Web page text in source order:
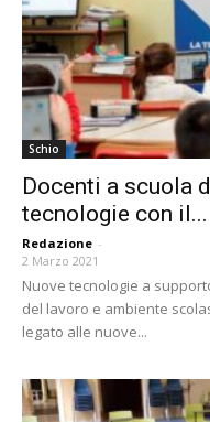
Schio
Docenti a scuola
tecnologie con il...
Redazione -
2 Marzo 2021
Nuove tecnologie a
del lavoro e ambiente
legato alle nuove...